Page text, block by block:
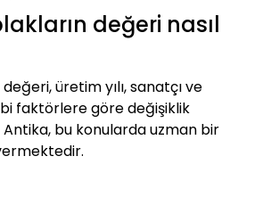
değeri nasıl
üretim yılı, sanatçı ve
faktörlere göre değişiklik
bu konularda uzman bir